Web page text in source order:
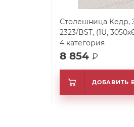
Столешница Кедр,
2323/BST, (1U,
4 категория
8 854 ₽
ДОБАВИТЬ